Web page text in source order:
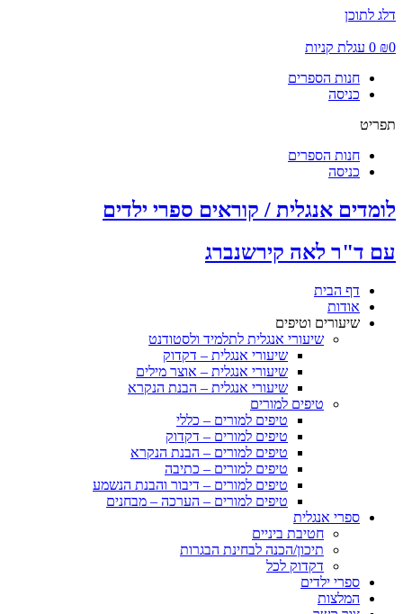
דלג לתוכן
₪0
0 עגלת קניות
חנות הספרים
כניסה
תפריט
חנות הספרים
כניסה
לומדים אנגלית / קוראים ספרי ילדים
עם ד"ר לאה קירשנברג
דף הבית
אודות
שיעורים וטיפים
שיעורי אנגלית לתלמיד ולסטודנט
שיעורי אנגלית – דקדוק
שיעורי אנגלית – אוצר מילים
שיעורי אנגלית – הבנת הנקרא
טיפים למורים
טיפים למורים – כללי
טיפים למורים – דקדוק
טיפים למורים – הבנת הנקרא
טיפים למורים – כתיבה
טיפים למורים – דיבור והבנת הנשמע
טיפים למורים – הערכה – מבחנים
ספרי אנגלית
חטיבת ביניים
תיכון/הכנה לבחינת הבגרות
דקדוק לכל
ספרי ילדים
המלצות